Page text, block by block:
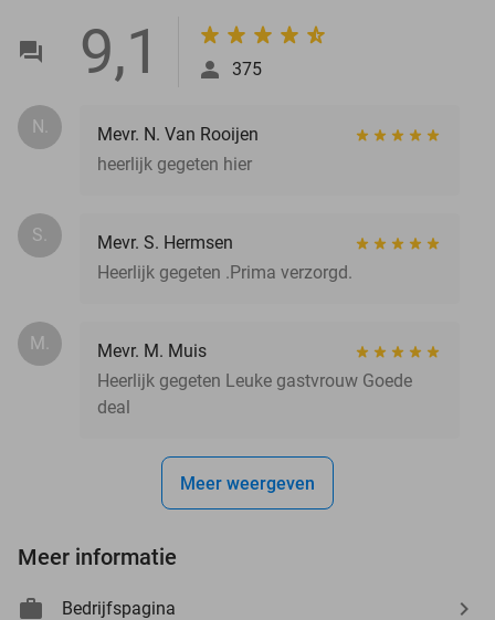
9,1 375
N.
Mevr. N. Van Rooijen
heerlijk gegeten hier
S.
Mevr. S. Hermsen
Heerlijk gegeten .Prima verzorgd.
M.
Mevr. M. Muis
Heerlijk gegeten Leuke gastvrouw Goede
deal
Meer weergeven
Meer informatie
Bedrijfspagina